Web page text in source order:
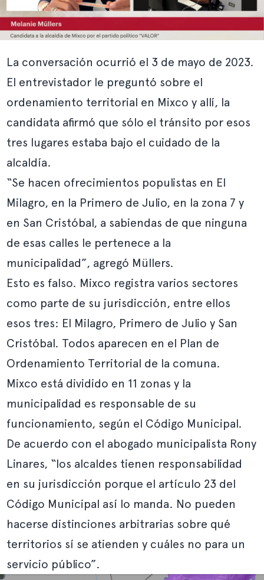
La conversación ocurrió el 3 de mayo de 2023.
El entrevistador le preguntó sobre el
ordenamiento territorial en Mixco y allí, la
candidata afirmó que sólo el tránsito por esos
tres lugares estaba bajo el cuidado de la
alcaldía.
“Se hacen ofrecimientos populistas en El
Milagro, en la Primero de Julio, en la zona 7 y
en San Cristóbal, a sabiendas de que ninguna
de esas calles le pertenece a la
municipalidad”, agregó Müllers.
Esto es falso. Mixco registra varios sectores
como parte de su jurisdicción, entre ellos
esos tres: El Milagro, Primero de Julio y San
Cristóbal. Todos aparecen en el Plan de
Ordenamiento Territorial de la comuna.
Mixco está dividido en 11 zonas y la
municipalidad es responsable de su
funcionamiento, según el Código Municipal.
De acuerdo con el abogado municipalista Rony
Linares, “los alcaldes tienen responsabilidad
en su jurisdicción porque el artículo 23 del
Código Municipal así lo manda. No pueden
hacerse distinciones arbitrarias sobre qué
territorios sí se atienden y cuáles no para un
servicio público”.